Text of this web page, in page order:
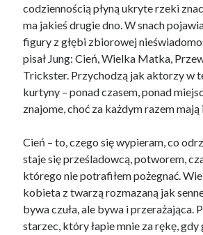
codziennością płyną ukryte rzeki
ma jakieś drugie dno. W snach
figury z głębi zbiorowej
pisał Jung: Cień, Wielka Matka,
Trickster. Przychodzą jak aktorzy w
kurtyny – ponad czasem, ponad
znajome, choć za każdym razem
Cień – to, czego się wypieram, co
staje się prześladowcą, potworem,
którego nie potrafiłem pożegnać.
kobieta z twarzą rozmazaną jak
bywa czuła, ale bywa i przerażająca.
starzec, który łapie mnie za rękę, gdy